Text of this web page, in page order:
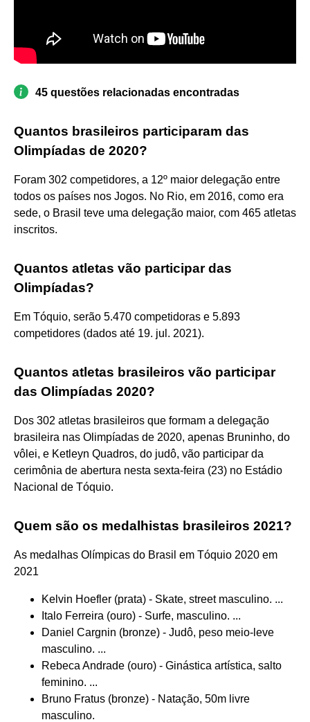
45 questões relacionadas encontradas
Quantos brasileiros participaram das
Olimpíadas de 2020?
Foram 302 competidores, a 12º maior delegação entre
todos os países nos Jogos. No Rio, em 2016, como era
sede, o Brasil teve uma delegação maior, com 465 atletas
inscritos.
Quantos atletas vão participar das
Olimpíadas?
Em Tóquio, serão 5.470 competidoras e 5.893
competidores (dados até 19. jul. 2021).
Quantos atletas brasileiros vão participar
das Olimpíadas 2020?
Dos 302 atletas brasileiros que formam a delegação
brasileira nas Olimpíadas de 2020, apenas Bruninho, do
vôlei, e Ketleyn Quadros, do judô, vão participar da
cerimônia de abertura nesta sexta-feira (23) no Estádio
Nacional de Tóquio.
Quem são os medalhistas brasileiros 2021?
As medalhas Olímpicas do Brasil em Tóquio 2020 em
2021
Kelvin Hoefler (prata) - Skate, street masculino. ...
Italo Ferreira (ouro) - Surfe, masculino. ...
Daniel Cargnin (bronze) - Judô, peso meio-leve
masculino. ...
Rebeca Andrade (ouro) - Ginástica artística, salto
feminino. ...
Bruno Fratus (bronze) - Natação, 50m livre
masculino.